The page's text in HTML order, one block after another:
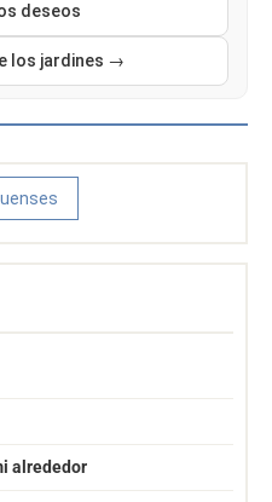
deseos
los jardines →
alrededor